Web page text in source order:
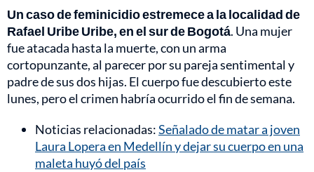
Un caso de feminicidio estremece a la localidad de
Rafael Uribe Uribe, en el sur de Bogotá. Una mujer
fue atacada hasta la muerte, con un arma
cortopunzante, al parecer por su pareja sentimental y
padre de sus dos hijas. El cuerpo fue descubierto este
lunes, pero el crimen habría ocurrido el fin de semana.
Noticias relacionadas:Señalado de matar a joven
Laura Lopera en Medellín y dejar su cuerpo en una
maleta huyó del país